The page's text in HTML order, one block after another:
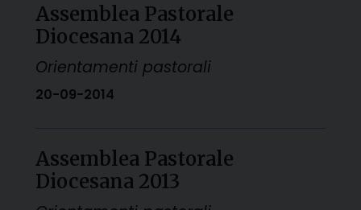
Assemblea Pastorale
Diocesana 2014
Orientamenti pastorali
20-09-2014
Assemblea Pastorale
Diocesana 2013